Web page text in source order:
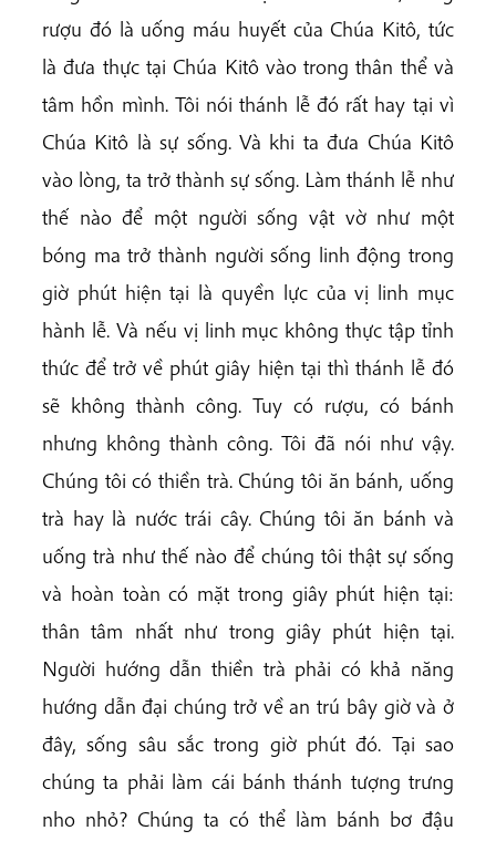
rượu đó là uống máu huyết của Chúa Kitô, tức
là đưa thực tại Chúa Kitô vào trong thân thể và
tâm hồn mình. Tôi nói thánh lễ đó rất hay tại vì
Chúa Kitô là sự sống. Và khi ta đưa Chúa Kitô
vào lòng, ta trở thành sự sống. Làm thánh lễ như
thế nào để một người sống vật vờ như một
bóng ma trở thành người sống linh động trong
giờ phút hiện tại là quyền lực của vị linh mục
hành lễ. Và nếu vị linh mục không thực tập tỉnh
thức để trở về phút giây hiện tại thì thánh lễ đó
sẽ không thành công. Tuy có rượu, có bánh
nhưng không thành công. Tôi đã nói như vậy.
Chúng tôi có thiền trà. Chúng tôi ăn bánh, uống
trà hay là nước trái cây. Chúng tôi ăn bánh và
uống trà như thế nào để chúng tôi thật sự sống
và hoàn toàn có mặt trong giây phút hiện tại:
thân tâm nhất như trong giây phút hiện tại.
Người hướng dẫn thiền trà phải có khả năng
hướng dẫn đại chúng trở về an trú bây giờ và ở
đây, sống sâu sắc trong giờ phút đó. Tại sao
chúng ta phải làm cái bánh thánh tượng trưng
nho nhỏ? Chúng ta có thể làm bánh bơ đậu